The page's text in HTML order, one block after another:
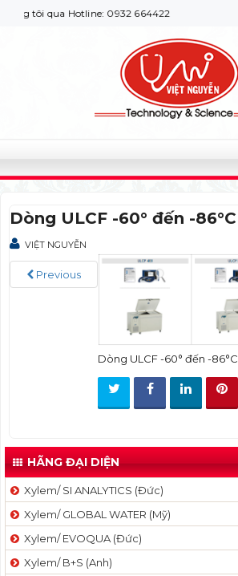
tôi qua Hotline: 0932 664422
Dòng ULCF -60° đến -86°C
VIỆT NGUYỄN
Previous
Dòng ULCF -60° đến -86°C
HÃNG ĐẠI DIỆN
Xylem/ SI ANALYTICS (Đức)
Xylem/ GLOBAL WATER (Mỹ)
Xylem/ EVOQUA (Đức)
Xylem/ B+S (Anh)